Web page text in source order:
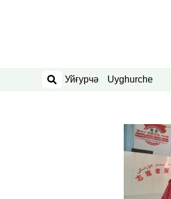
Uyghurche
Уйғурчә
ئىزدەش